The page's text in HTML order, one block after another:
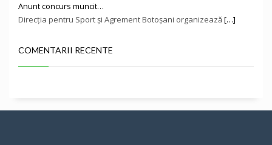
Anunt concurs muncit…
Direcţia pentru Sport și Agrement Botoşani organizează[…]
COMENTARII RECENTE